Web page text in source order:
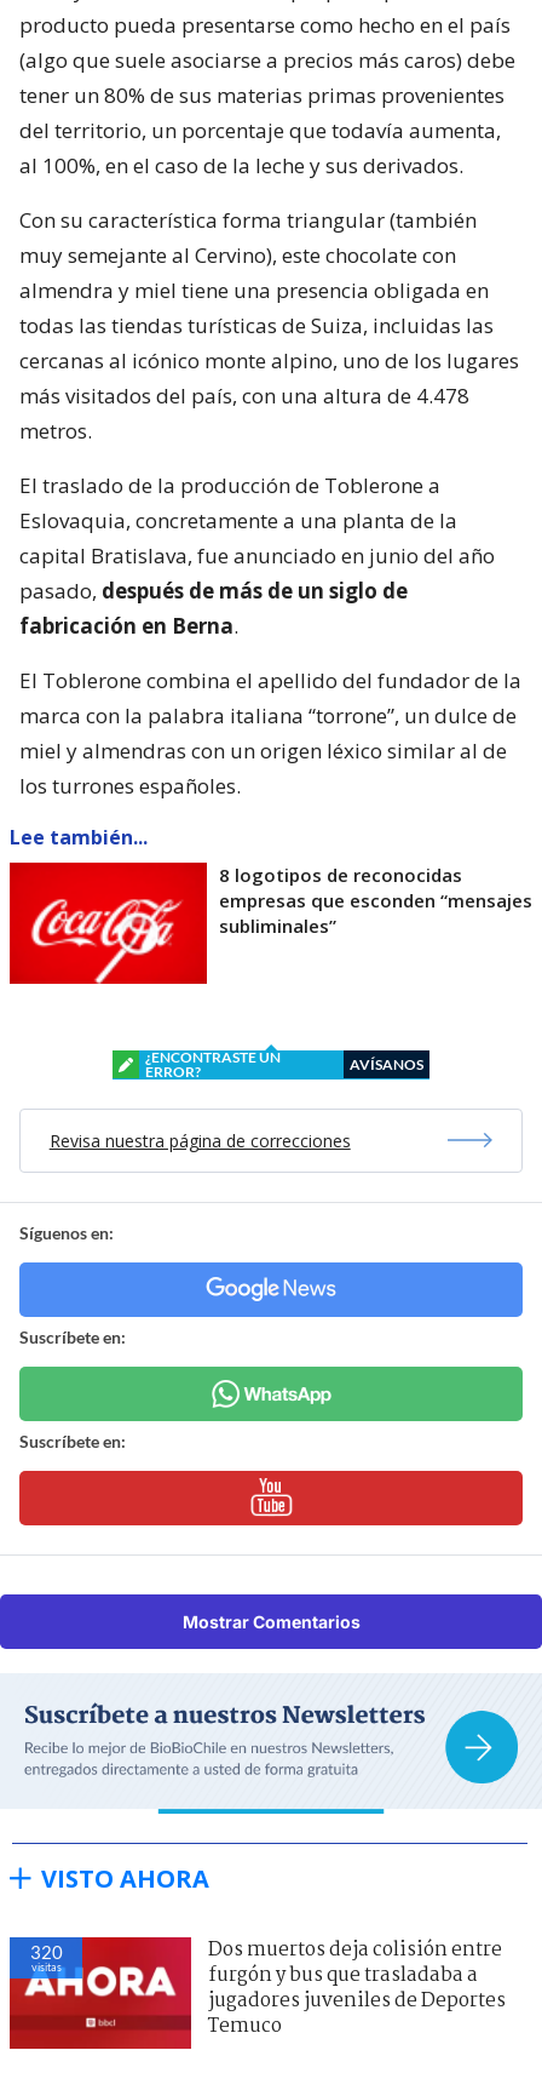
producto pueda presentarse como hecho en el país
(algo que suele asociarse a precios más caros) debe
tener un 80% de sus materias primas provenientes
del territorio, un porcentaje que todavía aumenta,
al 100%, en el caso de la leche y sus derivados.
Con su característica forma triangular (también
muy semejante al Cervino), este chocolate con
almendra y miel tiene una presencia obligada en
todas las tiendas turísticas de Suiza, incluidas las
cercanas al icónico monte alpino, uno de los lugares
más visitados del país, con una altura de 4.478
metros.
El traslado de la producción de Toblerone a
Eslovaquia, concretamente a una planta de la
capital Bratislava, fue anunciado en junio del año
pasado, después de más de un siglo de
fabricación en Berna.
El Toblerone combina el apellido del fundador de la
marca con la palabra italiana “torrone”, un dulce de
miel y almendras con un origen léxico similar al de
los turrones españoles.
Lee también...
8 logotipos de reconocidas
empresas que esconden “mensajes
subliminales”
¿ENCONTRASTE UN
ERROR?
AVÍSANOS
Revisa nuestra página de correcciones
Síguenos en:
Suscríbete en:
Suscríbete en:
Mostrar Comentarios
VISTO AHORA
320
visitas
Dos muertos deja colisión entre
furgón y bus que trasladaba a
jugadores juveniles de Deportes
Temuco